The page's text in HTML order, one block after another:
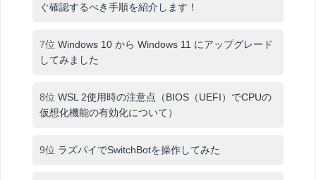
ぐ確認するべき手順を紹介します！
7位 Windows 10 から Windows 11 にアップグレード
してみました
8位 WSL 2使用時の注意点（BIOS（UEFI）でCPUの
仮想化機能の有効化について）
9位 ラズパイでSwitchBotを操作してみた